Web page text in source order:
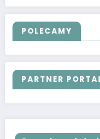
Ogród(1)
Zdrowie(9)